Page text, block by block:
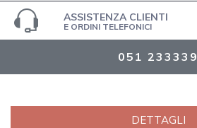
ASSISTENZA CLIENTI
E ORDINI TELEFONICI
051 233339
DETTAGLI